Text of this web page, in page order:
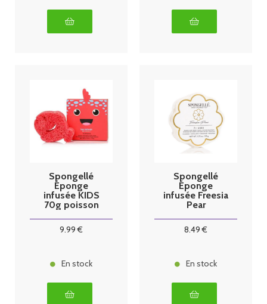
Spongellé
Éponge
infusée KIDS
70g poisson
9.99 €
En stock
Spongellé
Éponge
infusée Freesia
Pear
8.49 €
En stock